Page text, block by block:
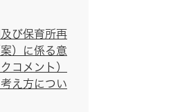
び保育所再
）に係る意
コメント）
え方につい